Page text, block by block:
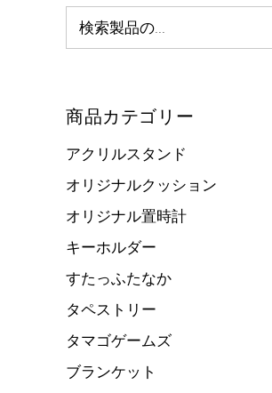
索:
商品カテゴリー
アクリルスタンド
オリジナルクッション
オリジナル置時計
キーホルダー
すたっふたなか
タペストリー
タマゴゲームズ
ブランケット